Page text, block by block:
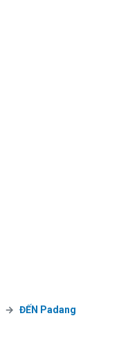
ĐẾN Padang